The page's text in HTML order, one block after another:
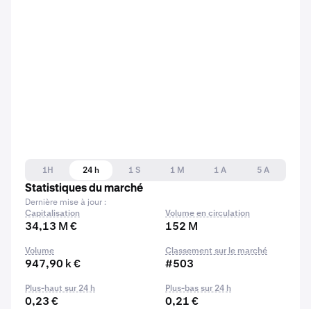
1H 24 h 1 S 1 M 1 A
5 A
Statistiques du marché
Dernière mise à jour :
Capitalisation
34,13 M €
Volume en circulation
152 M
Volume
947,90 k €
Classement sur le marché
#503
Plus-haut sur 24 h
0,23 €
Plus-bas sur 24 h
0,21 €